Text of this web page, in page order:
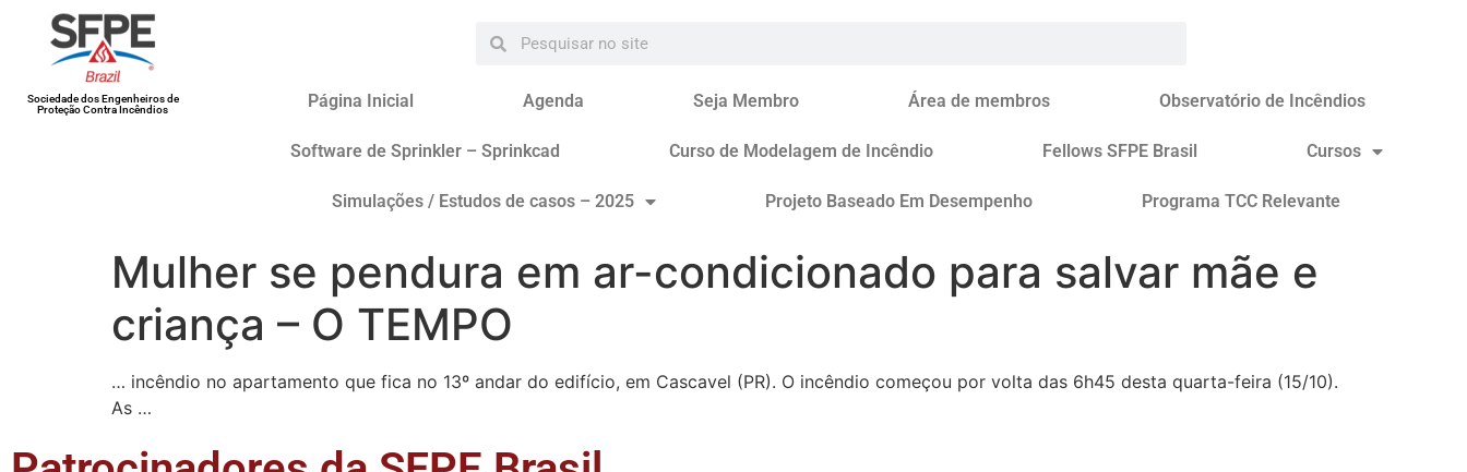
Sociedade dos Engenheiros de
Proteção Contra Incêndios
Página Inicial Agenda Seja Membro Área de membros Observatório de Incêndios
Software de Sprinkler – Sprinkcad Curso de Modelagem de Incêndio Fellows SFPE Brasil Cursos
Simulações / Estudos de casos – 2025 Projeto Baseado Em Desempenho Programa TCC Relevante
Mulher se pendura em ar-condicionado para salvar mãe e
criança – O TEMPO
… incêndio no apartamento que fica no 13º andar do edifício, em Cascavel (PR). O incêndio começou por volta das 6h45 desta quarta-feira (15/10).
As …